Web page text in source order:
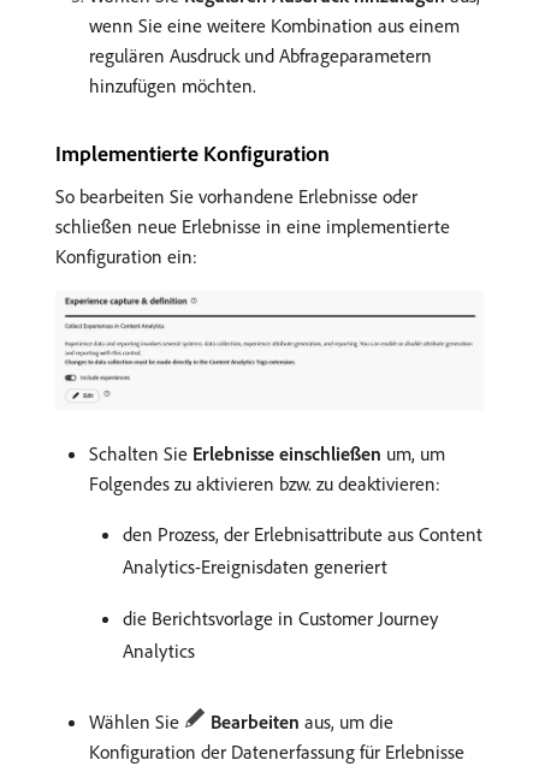
wenn Sie eine weitere Kombination aus einem
regulären Ausdruck und Abfrageparametern
hinzufügen möchten.
Implementierte Konfiguration
So bearbeiten Sie vorhandene Erlebnisse oder
schließen neue Erlebnisse in eine implementierte
Konfiguration ein:
Schalten Sie Erlebnisse einschließen um, um
Folgendes zu aktivieren bzw. zu deaktivieren:
den Prozess, der Erlebnisattribute aus Content
Analytics-Ereignisdaten generiert
die Berichtsvorlage in Customer Journey
Analytics
Wählen Sie Bearbeiten aus, um die
Konfiguration der Datenerfassung für Erlebnisse